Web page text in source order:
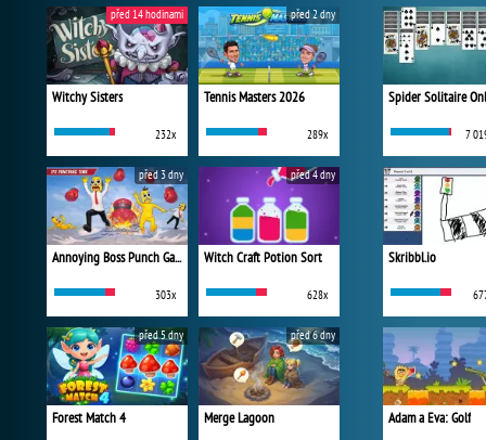
Witchy Sisters
232x
před 14 hodinami
Tennis Masters 2026
289x
před 2 dny
Annoying Boss Punch Game
303x
před 3 dny
Witch Craft Potion Sort
628x
před 4 dny
Forest Match 4
před 5 dny
Merge Lagoon
před 6 dny
Spider Solitaire
7
Skribbl.io
Adam a Eva: Golf